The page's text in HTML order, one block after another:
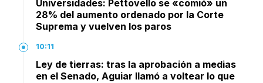
Universidades: Pettovello se «comió» un
28% del aumento ordenado por la Corte
Suprema y vuelven los paros
10:11
Ley de tierras: tras la aprobación a medias
en el Senado, Aguiar llamó a voltear lo que